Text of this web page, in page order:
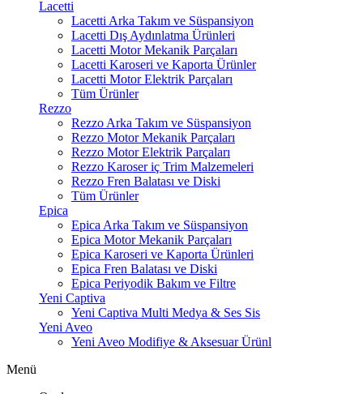
Lacetti
Lacetti Arka Takım ve Süspansiyon
Lacetti Dış Aydınlatma Ürünleri
Lacetti Motor Mekanik Parçaları
Lacetti Karoseri ve Kaporta Ürünler
Lacetti Motor Elektrik Parçaları
Tüm Ürünler
Rezzo
Rezzo Arka Takım ve Süspansiyon
Rezzo Motor Mekanik Parçaları
Rezzo Motor Elektrik Parçaları
Rezzo Karoser iç Trim Malzemeleri
Rezzo Fren Balatası ve Diski
Tüm Ürünler
Epica
Epica Arka Takım ve Süspansiyon
Epica Motor Mekanik Parçaları
Epica Karoseri ve Kaporta Ürünleri
Epica Fren Balatası ve Diski
Epica Periyodik Bakım ve Filtre
Yeni Captiva
Yeni Captiva Multi Medya & Ses Sis
Yeni Aveo
Yeni Aveo Modifiye & Aksesuar Ürünl
Menü